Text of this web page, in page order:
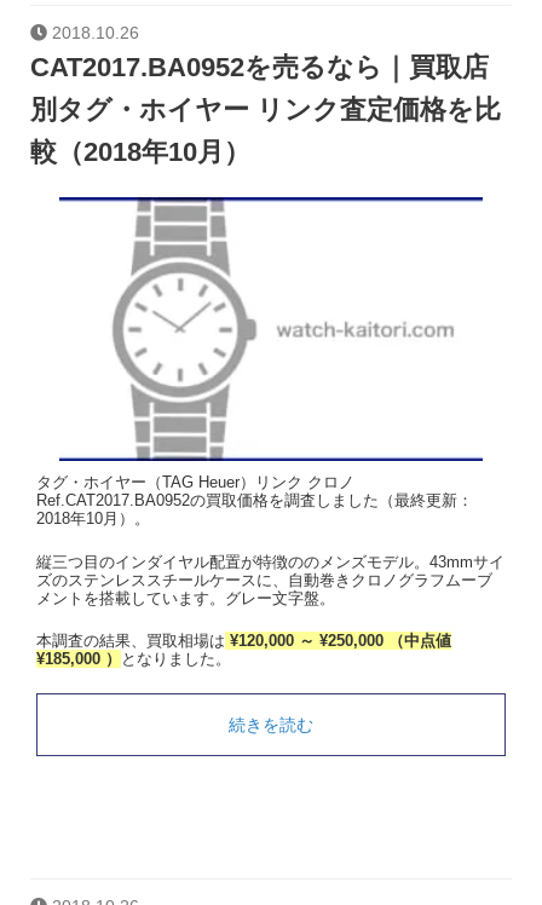
2018.10.26
CAT2017.BA0952を売るなら｜買取店
別タグ・ホイヤー リンク査定価格を比
較（2018年10月）
タグ・ホイヤー（TAG Heuer）リンク クロノ
Ref.CAT2017.BA0952の買取価格を調査しました（最終更新：
2018年10月）。
縦三つ目のインダイヤル配置が特徴ののメンズモデル。43mmサイ
ズのステンレススチールケースに、自動巻きクロノグラフムーブ
メントを搭載しています。グレー文字盤。
本調査の結果、買取相場は ¥120,000 ～ ¥250,000 （中点値
¥185,000 ）
となりました。
続きを読む